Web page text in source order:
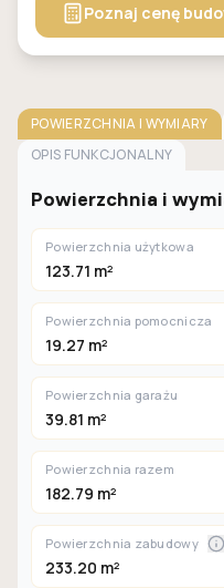
Poznaj cenę
POWIERZCHNIA I WYMIARY
OPIS FUNKCJONALNY
Powierzchnia i
Powierzchnia użytkowa
123.71 m²
Powierzchnia pomocnicza
19.27 m²
Powierzchnia garażu
39.81 m²
Powierzchnia razem
182.79 m²
Powierzchnia zabudowy
233.20 m²